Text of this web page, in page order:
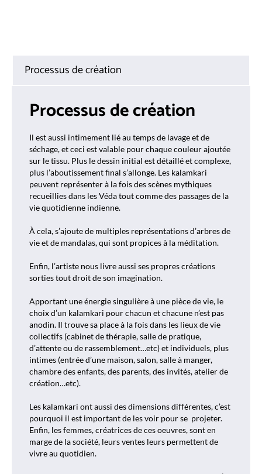
Processus de création
Processus de création
Il est aussi intimement lié au temps de lavage et de
séchage, et ceci est valable pour chaque couleur ajoutée
sur le tissu. Plus le dessin initial est détaillé et complexe,
plus l’aboutissement final s’allonge. Les kalamkari
peuvent représenter à la fois des scènes mythiques
recueillies dans les Véda tout comme des passages de la
vie quotidienne indienne.
À cela, s’ajoute de multiples représentations d’arbres de
vie et de mandalas, qui sont propices à la méditation.
Enfin, l’artiste nous livre aussi ses propres créations
sorties tout droit de son imagination.
Apportant une énergie singulière à une pièce de vie, le
choix d’un kalamkari pour chacun et chacune n’est pas
anodin. Il trouve sa place à la fois dans les lieux de vie
collectifs (cabinet de thérapie, salle de pratique,
d’attente ou de rassemblement…etc) et individuels, plus
intimes (entrée d’une maison, salon, salle à manger,
chambre des enfants, des parents, des invités, atelier de
création…etc).
Les kalamkari ont aussi des dimensions différentes, c’est
pourquoi il est important de les voir pour se projeter.
Enfin, les femmes, créatrices de ces oeuvres, sont en
marge de la société, leurs ventes leurs permettent de
vivre au quotidien.